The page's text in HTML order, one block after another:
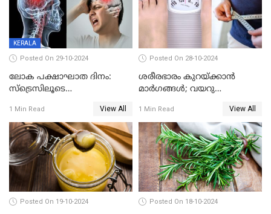
KERALA
Posted On 29-10-2024
ലോക പക്ഷാഘാത ദിനം:
സ്‌ട്രെസിലൂടെ
1 Min Read View All
Posted On 28-10-2024
ശരീരഭാരം കുറയ്ക്കാന്‍
മാര്‍ഗങ്ങള്‍; വയറു
1 Min Read View All
Posted On 19-10-2024 Posted On 18-10-2024